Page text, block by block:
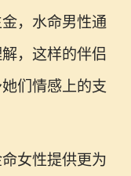
，水命男性通
，这样的伴侣
们情感上的支
女性提供更为